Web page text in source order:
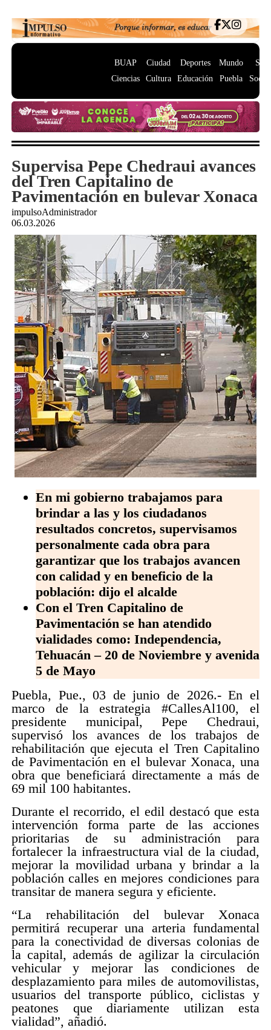
BUAP
Ciencias
Ciudad
Cultura
Deportes
Educación
Mundo
Puebla
Supervisa Pepe Chedraui avances
del Tren Capitalino de
Pavimentación en bulevar Xonaca
impulsoAdministrador
06.03.2026
En mi gobierno trabajamos para
brindar a las y los ciudadanos
resultados concretos, supervisamos
personalmente cada obra para
garantizar que los trabajos avancen
con calidad y en beneficio de la
población: dijo el alcalde
Con el Tren Capitalino de
Pavimentación se han atendido
vialidades como: Independencia,
Tehuacán – 20 de Noviembre y avenida
5 de Mayo
Puebla, Pue., 03 de junio de 2026.- En el
marco de la estrategia #CallesAl100, el
presidente municipal, Pepe Chedraui,
supervisó los avances de los trabajos de
rehabilitación que ejecuta el Tren Capitalino
de Pavimentación en el bulevar Xonaca, una
obra que beneficiará directamente a más de
69 mil 100 habitantes.
Durante el recorrido, el edil destacó que esta
intervención forma parte de las acciones
prioritarias de su administración para
fortalecer la infraestructura vial de la ciudad,
mejorar la movilidad urbana y brindar a la
población calles en mejores condiciones para
transitar de manera segura y eficiente.
“La rehabilitación del bulevar Xonaca
permitirá recuperar una arteria fundamental
para la conectividad de diversas colonias de
la capital, además de agilizar la circulación
vehicular y mejorar las condiciones de
desplazamiento para miles de automovilistas,
usuarios del transporte público, ciclistas y
peatones que diariamente utilizan esta
vialidad”, añadió.